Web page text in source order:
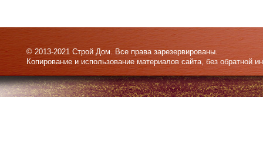
© 2013-2021 Строй Дом. Все права зарезервированы.
Копирование и использование материалов сайта, без обратной